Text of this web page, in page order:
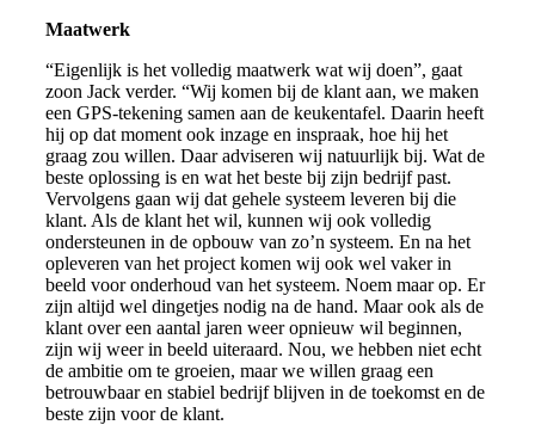
Maatwerk
“Eigenlijk is het volledig maatwerk wat wij doen”, gaat
zoon Jack verder. “Wij komen bij de klant aan, we maken
een GPS-tekening samen aan de keukentafel. Daarin heeft
hij op dat moment ook inzage en inspraak, hoe hij het
graag zou willen. Daar adviseren wij natuurlijk bij. Wat de
beste oplossing is en wat het beste bij zijn bedrijf past.
Vervolgens gaan wij dat gehele systeem leveren bij die
klant. Als de klant het wil, kunnen wij ook volledig
ondersteunen in de opbouw van zo’n systeem. En na het
opleveren van het project komen wij ook wel vaker in
beeld voor onderhoud van het systeem. Noem maar op. Er
zijn altijd wel dingetjes nodig na de hand. Maar ook als de
klant over een aantal jaren weer opnieuw wil beginnen,
zijn wij weer in beeld uiteraard. Nou, we hebben niet echt
de ambitie om te groeien, maar we willen graag een
betrouwbaar en stabiel bedrijf blijven in de toekomst en de
beste zijn voor de klant.